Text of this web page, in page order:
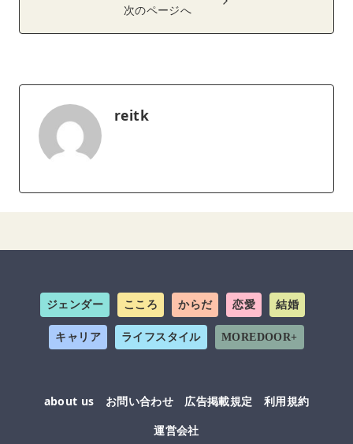
次のページへ
reitk
ジェンダー こころ からだ 恋愛 結婚
キャリア ライフスタイル MOREDOOR+
about us お問い合わせ 広告掲載規定
利用規約
運営会社